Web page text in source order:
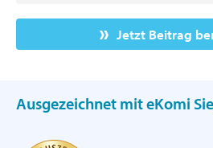
Jetzt Beitrag
Ausgezeichnet mit eKomi